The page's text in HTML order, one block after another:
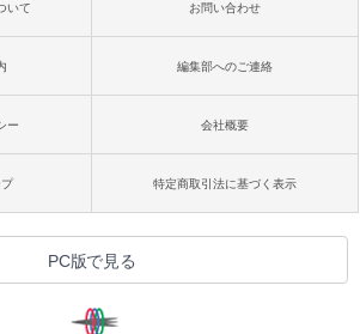
いて お問い合わせ
編集部へのご連絡
ー 会社概要
特定商取引法に基づく表示
PC版で見る